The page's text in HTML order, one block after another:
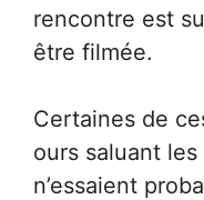
rencontre est
être filmée.
Certaines de
ours saluant
n’essaient